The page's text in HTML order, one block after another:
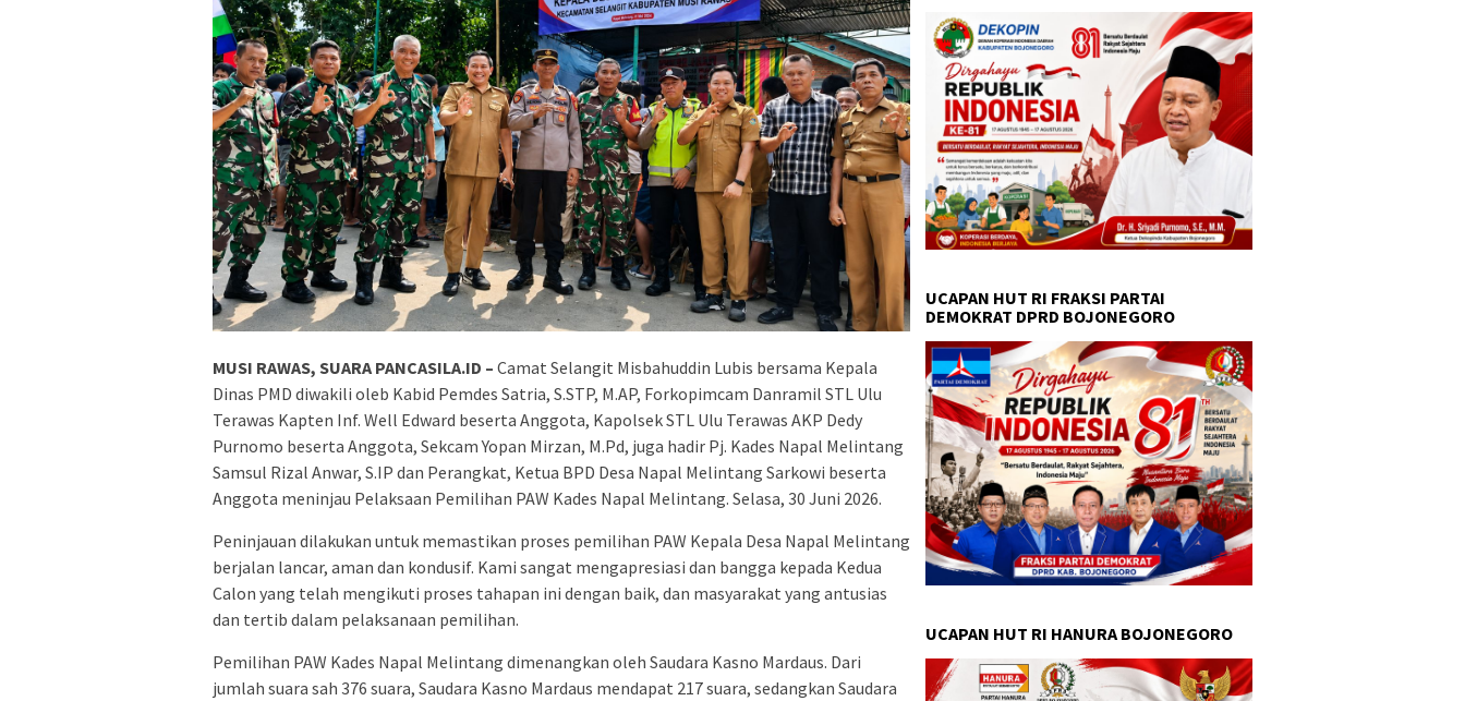
MUSI RAWAS, SUARA PANCASILA.ID – Camat Selangit Misbahuddin Lubis bersama Kepala
Dinas PMD diwakili oleb Kabid Pemdes Satria, S.STP, M.AP, Forkopimcam Danramil STL Ulu
Terawas Kapten Inf. Well Edward beserta Anggota, Kapolsek STL Ulu Terawas AKP Dedy
Purnomo beserta Anggota, Sekcam Yopan Mirzan, M.Pd, juga hadir Pj. Kades Napal Melintang
Samsul Rizal Anwar, S.IP dan Perangkat, Ketua BPD Desa Napal Melintang Sarkowi beserta
Anggota meninjau Pelaksaan Pemilihan PAW Kades Napal Melintang. Selasa, 30 Juni 2026.
Peninjauan dilakukan untuk memastikan proses pemilihan PAW Kepala Desa Napal Melintang
berjalan lancar, aman dan kondusif. Kami sangat mengapresiasi dan bangga kepada Kedua
Calon yang telah mengikuti proses tahapan ini dengan baik, dan masyarakat yang antusias
dan tertib dalam pelaksanaan pemilihan.
Pemilihan PAW Kades Napal Melintang dimenangkan oleh Saudara Kasno Mardaus. Dari
jumlah suara sah 376 suara, Saudara Kasno Mardaus mendapat 217 suara, sedangkan Saudara
UCAPAN HUT RI FRAKSI PARTAI
DEMOKRAT DPRD BOJONEGORO
UCAPAN HUT RI HANURA BOJONEGORO